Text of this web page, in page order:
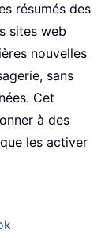
résumés des
sites web
nouvelles
sans
Cet
à des
les activer